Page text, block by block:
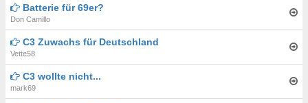
Batterie für 69er?
Don Camillo
C3 Zuwachs für Deutschland
Vette58
C3 wollte nicht...
mark69